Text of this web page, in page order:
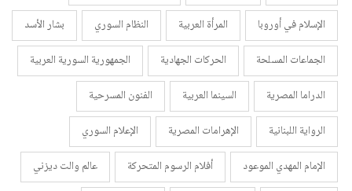
الإسلام في أوروبا
المرأة العربية النظام السوري
بشار الأسد
الجماعات المسلحة
الحركات الجهادية
الجمهورية السورية العربية
الدراما المصرية
السينما العربية
الفنون المسرحية
الرواية اللبنانية
الإهرامات المصرية
الإعلام السوري
الإمام المهدي الموعود
أفلام الرسوم المتحركة
عالم والت ديزني